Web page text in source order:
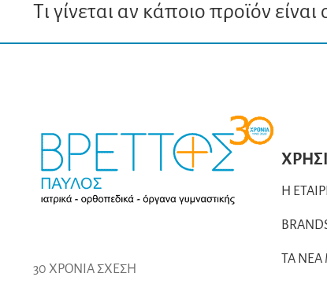
Τι γίνεται αν κάποιο προϊόν
30 ΧΡΟΝΙΑ ΣΧΕΣΗ
Η
ΤΑ ΝΕΑ